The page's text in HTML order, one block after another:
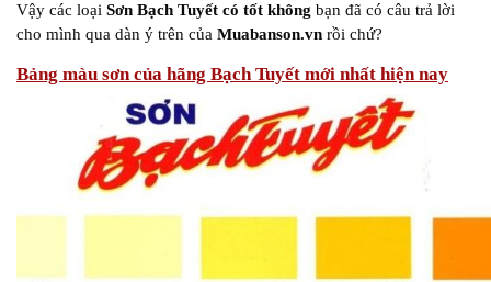
Vậy các loại Sơn Bạch Tuyết có tốt không bạn đã có câu trả lời
cho mình qua dàn ý trên của Muabanson.vn rồi chứ?
Bảng màu sơn của hãng Bạch Tuyết mới nhất hiện nay